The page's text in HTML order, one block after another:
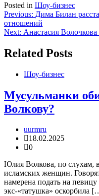
Posted in Шоу-бизнес
Навигация
по
Previous: Дима Билан
отношений
Next: Анастасия
Related Posts
Шоу-бизнес
Мусульманки
Волкову?
uurmru
18.02.2025
0
Юлия Волкова, по слухам,
исламских женщин.
намерена подать на певицу
экс-«татушка» оскорбила